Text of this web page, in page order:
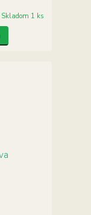
Skladom 1 ks